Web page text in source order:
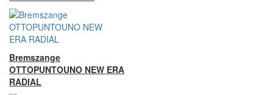
Bremszange
OTTOPUNTOUNO NEW ERA
RADIAL